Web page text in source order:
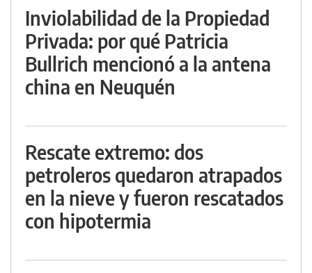
Inviolabilidad de la Propiedad
Privada: por qué Patricia
Bullrich mencionó a la antena
china en Neuquén
Rescate extremo: dos
petroleros quedaron atrapados
en la nieve y fueron rescatados
con hipotermia